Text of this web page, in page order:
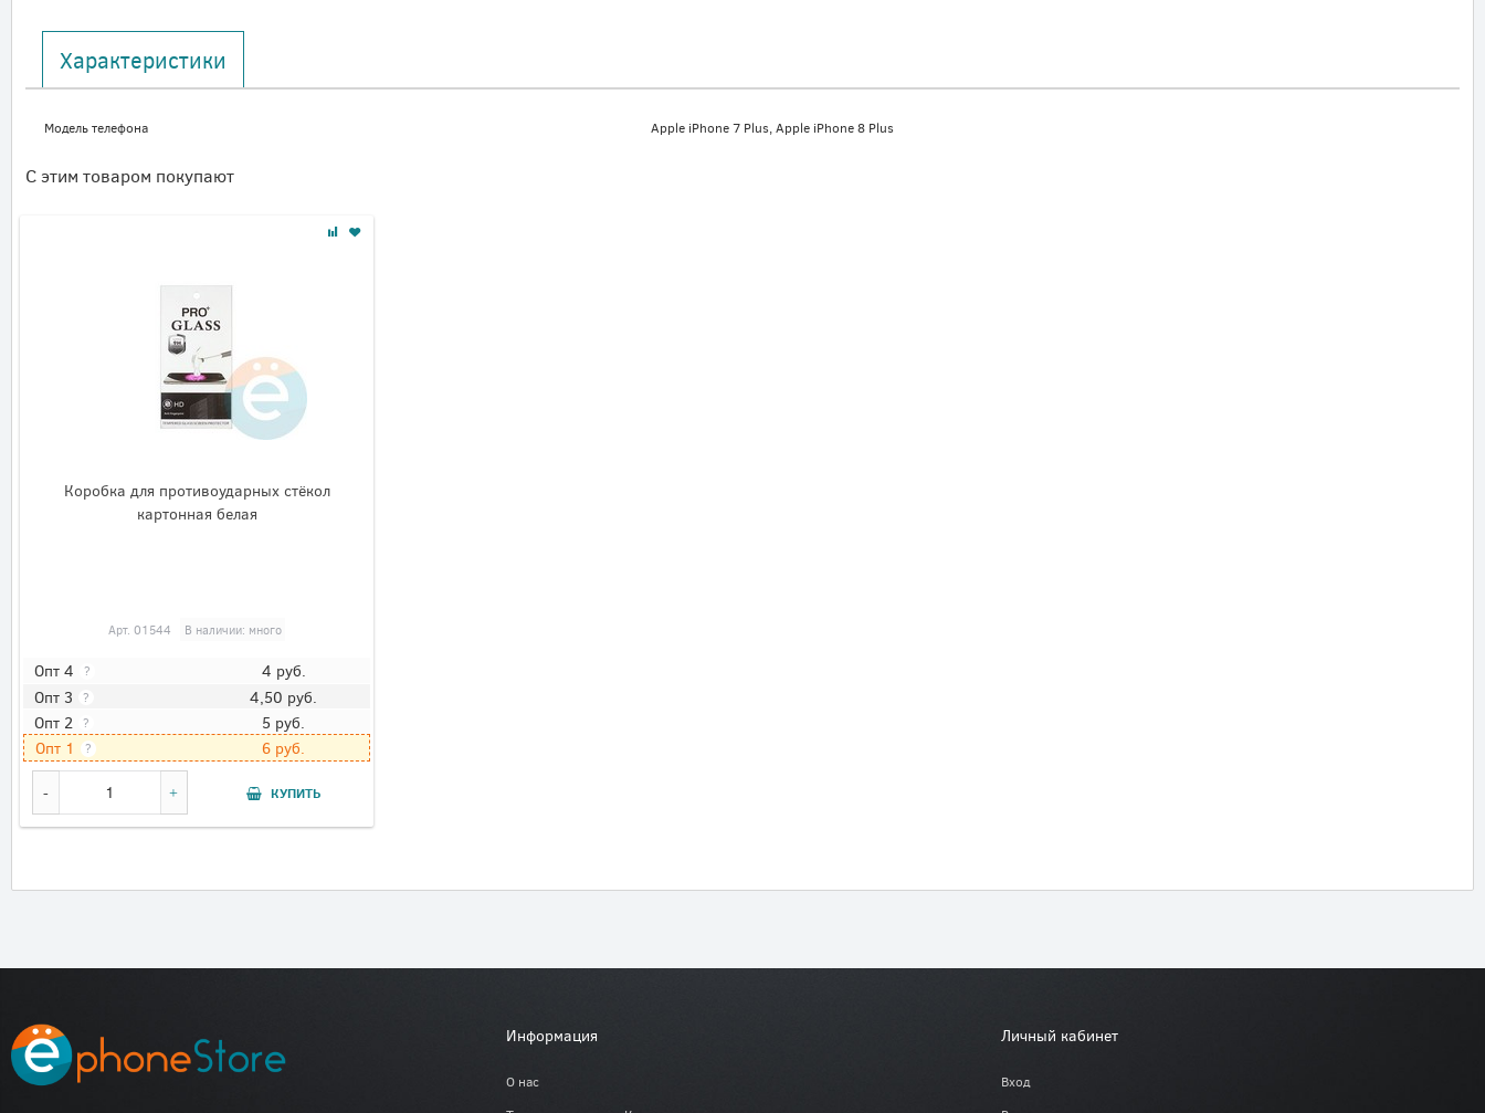
Характеристики
Модель телефона Apple iPhone 7 Plus, Apple iPhone 8 Plus
С этим товаром покупают
Коробка для противоударных стёкол
картонная белая
Арт.01544 В наличии: много
Опт 4 ? 4 руб.
Опт 3 ? 4,50 руб.
Опт 2 ? 5 руб.
Опт 1 ? 6 руб.
КУПИТЬ
Информация
О нас
Личный кабинет
Вход